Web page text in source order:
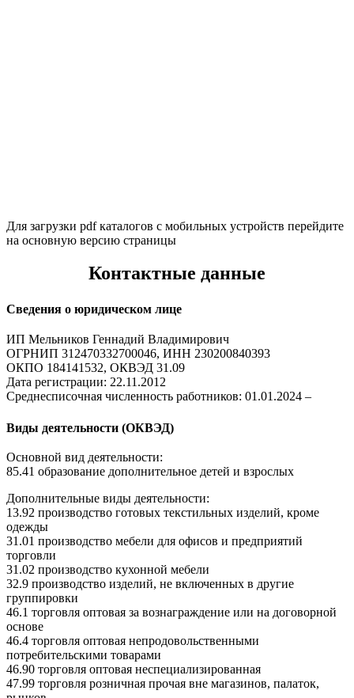
Для загрузки pdf каталогов с мобильных устройств перейдите
на основную версию страницы
Контактные данные
Сведения о юридическом лице
ИП Мельников Геннадий Владимирович
ОГРНИП 312470332700046, ИНН 230200840393
ОКПО 184141532, ОКВЭД 31.09
Дата регистрации: 22.11.2012
Среднесписочная численность работников: 01.01.2024 –
Виды деятельности (ОКВЭД)
Основной вид деятельности:
85.41 образование дополнительное детей и взрослых
Дополнительные виды деятельности:
13.92 производство готовых текстильных изделий, кроме
одежды
31.01 производство мебели для офисов и предприятий
торговли
31.02 производство кухонной мебели
32.9 производство изделий, не включенных в другие
группировки
46.1 торговля оптовая за вознаграждение или на договорной
основе
46.4 торговля оптовая непродовольственными
потребительскими товарами
46.90 торговля оптовая неспециализированная
47.99 торговля розничная прочая вне магазинов, палаток,